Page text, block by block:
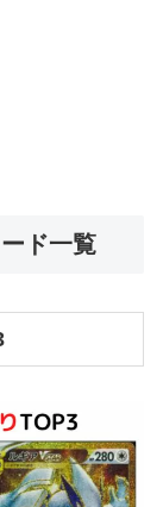
ド一覧